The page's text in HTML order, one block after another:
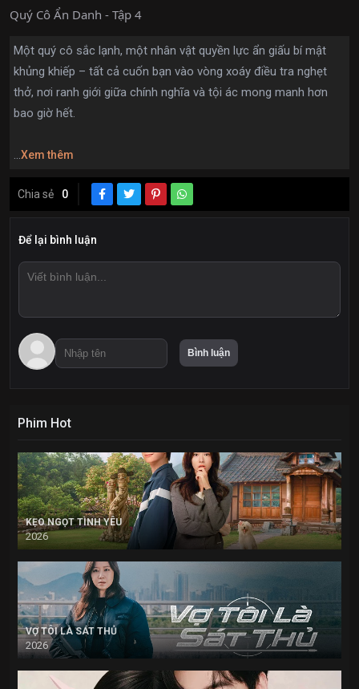
Quý Cô Ẩn Danh - Tập 4
Một quý cô sắc lạnh, một nhân vật quyền lực ẩn giấu bí mật
khủng khiếp – tất cả cuốn bạn vào vòng xoáy điều tra nghẹt
thở, nơi ranh giới giữa chính nghĩa và tội ác mong manh hơn
bao giờ hết.
...Xem thêm
Chia sẻ 0
Để lại bình luận
Phim Hot
KẸO NGỌT TÌNH YÊU
2026
VỢ TÔI LÀ SÁT THỦ
2026